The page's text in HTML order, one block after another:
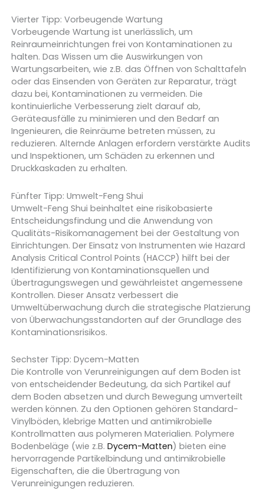
Vierter Tipp: Vorbeugende Wartung
Vorbeugende Wartung ist unerlässlich, um
Reinraumeinrichtungen frei von Kontaminationen zu
halten. Das Wissen um die Auswirkungen von
Wartungsarbeiten, wie z.B. das Öffnen von Schalttafeln
oder das Einsenden von Geräten zur Reparatur, trägt
dazu bei, Kontaminationen zu vermeiden. Die
kontinuierliche Verbesserung zielt darauf ab,
Geräteausfälle zu minimieren und den Bedarf an
Ingenieuren, die Reinräume betreten müssen, zu
reduzieren. Alternde Anlagen erfordern verstärkte Audits
und Inspektionen, um Schäden zu erkennen und
Druckkaskaden zu erhalten.
Fünfter Tipp: Umwelt-Feng Shui
Umwelt-Feng Shui beinhaltet eine risikobasierte
Entscheidungsfindung und die Anwendung von
Qualitäts-Risikomanagement bei der Gestaltung von
Einrichtungen. Der Einsatz von Instrumenten wie Hazard
Analysis Critical Control Points (HACCP) hilft bei der
Identifizierung von Kontaminationsquellen und
Übertragungswegen und gewährleistet angemessene
Kontrollen. Dieser Ansatz verbessert die
Umweltüberwachung durch die strategische Platzierung
von Überwachungsstandorten auf der Grundlage des
Kontaminationsrisikos.
Sechster Tipp: Dycem-Matten
Die Kontrolle von Verunreinigungen auf dem Boden ist
von entscheidender Bedeutung, da sich Partikel auf
dem Boden absetzen und durch Bewegung umverteilt
werden können. Zu den Optionen gehören Standard-
Vinylböden, klebrige Matten und antimikrobielle
Kontrollmatten aus polymeren Materialien. Polymere
Bodenbeläge (wie z.B. Dycem-Matten) bieten eine
hervorragende Partikelbindung und antimikrobielle
Eigenschaften, die die Übertragung von
Verunreinigungen reduzieren.